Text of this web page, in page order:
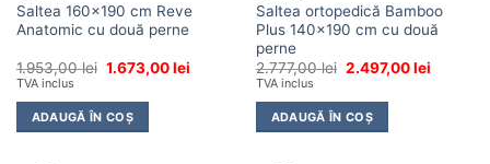
Saltea 160×190 cm Reve
Anatomic cu două perne
1.953,00lei Prețul
fost:
1.953,00 lei.
1.673,00leiPrețul
1.673,00 lei.
TVA inclus
ADAUGĂ ÎN COȘ
Saltea ortopedică Bamboo
Plus 140×190 cm cu două
perne
2.777,00lei Prețul
fost:
2.777,00 lei.
2.497,00leiPrețul
TVA inclus
ADAUGĂ ÎN COȘ